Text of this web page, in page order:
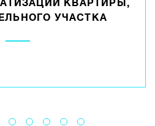
КВАРТИРЫ,
УЧАСТКА